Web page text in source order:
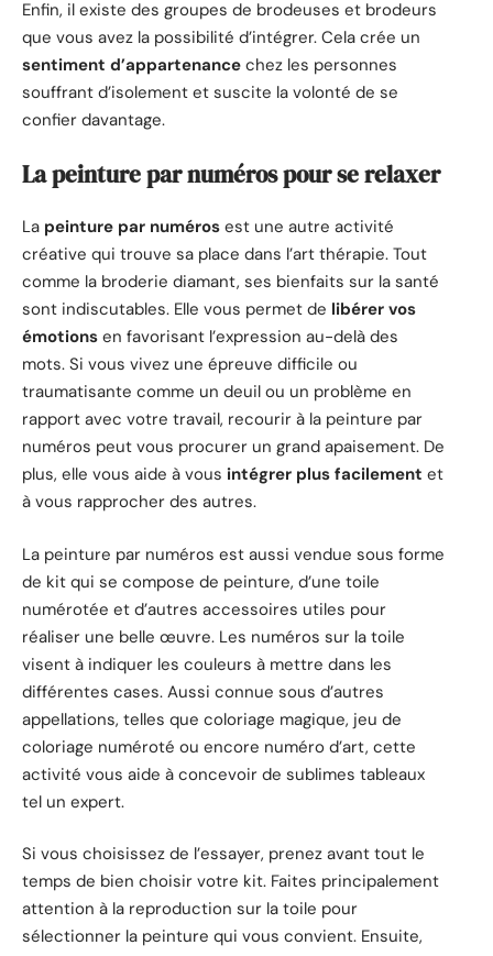
Enfin, il existe des groupes de brodeuses et brodeurs
que vous avez la possibilité d’intégrer. Cela crée un
sentiment d’appartenance chez les personnes
souffrant d’isolement et suscite la volonté de se
confier davantage.
La peinture par numéros pour se relaxer
La peinture par numéros est une autre activité
créative qui trouve sa place dans l’art thérapie. Tout
comme la broderie diamant, ses bienfaits sur la santé
sont indiscutables. Elle vous permet de libérer vos
émotions en favorisant l’expression au-delà des
mots. Si vous vivez une épreuve difficile ou
traumatisante comme un deuil ou un problème en
rapport avec votre travail, recourir à la peinture par
numéros peut vous procurer un grand apaisement. De
plus, elle vous aide à vous intégrer plus facilement et
à vous rapprocher des autres.
La peinture par numéros est aussi vendue sous forme
de kit qui se compose de peinture, d’une toile
numérotée et d’autres accessoires utiles pour
réaliser une belle œuvre. Les numéros sur la toile
visent à indiquer les couleurs à mettre dans les
différentes cases. Aussi connue sous d’autres
appellations, telles que coloriage magique, jeu de
coloriage numéroté ou encore numéro d’art, cette
activité vous aide à concevoir de sublimes tableaux
tel un expert.
Si vous choisissez de l’essayer, prenez avant tout le
temps de bien choisir votre kit. Faites principalement
attention à la reproduction sur la toile pour
sélectionner la peinture qui vous convient. Ensuite,